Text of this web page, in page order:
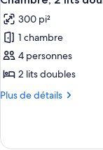
grand
lit
(No
View)
grand
lit
(No
View)
toutes
les
photos
pour
ce
type
Chambre,
300 pi²
1 chambre
4 personnes
2 lits doubles
Plus de détails
Plus
Chambre,